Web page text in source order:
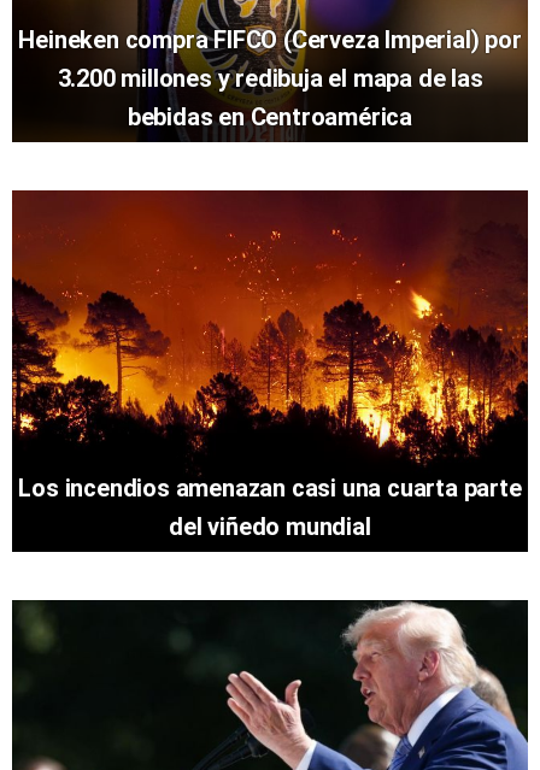
Heineken compra FIFCO (Cerveza Imperial) por
3.200 millones y redibuja el mapa de las
bebidas en Centroamérica
Los incendios amenazan casi una cuarta parte
del viñedo mundial